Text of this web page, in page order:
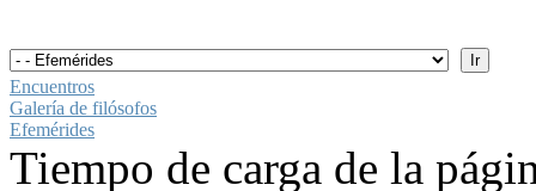
Encuentros
Galería de filósofos
Efemérides
Tiempo de carga de la